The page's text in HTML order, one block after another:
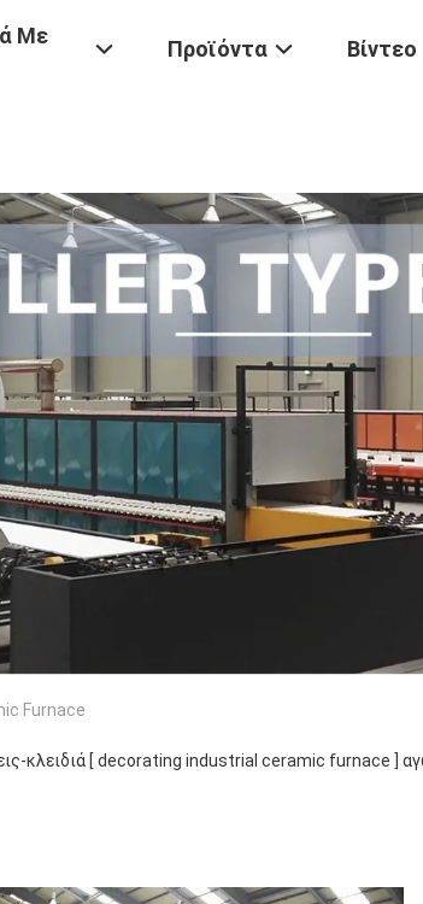
Με
Προϊόντα Βίντεο
Furnace
κλειδιά [ decorating industrial ceramic furnace ]